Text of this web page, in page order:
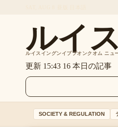
ルイ
ルイスイングンイププオンクオム ニュ
更新 15:43 16 本日の記事
SOCIETY & REGULATION